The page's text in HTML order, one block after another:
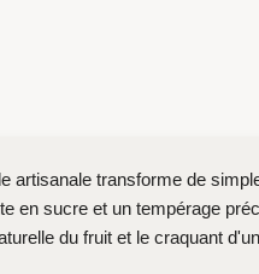
artisanale transforme de
en sucre et un tempérage
du fruit et le craquant